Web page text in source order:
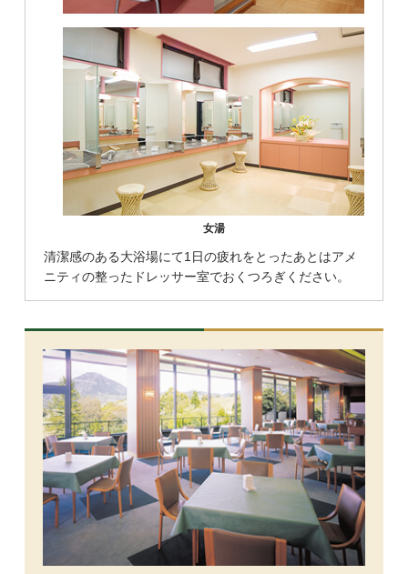
女湯
清潔感のある大浴場にて1日の疲れをとったあとはアメ
ニティの整ったドレッサー室でおくつろぎください。